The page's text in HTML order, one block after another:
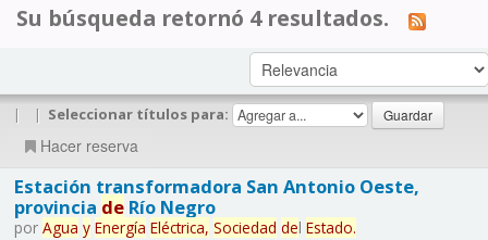
Su búsqueda retornó 4 resultados.
| | Seleccionar títulos para:
Hacer reserva
Estación transformadora San Antonio Oeste,
provincia deRío Negro
por Agua y Energía Eléctrica, Sociedad del Estado.